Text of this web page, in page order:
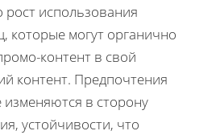
использования
которые могут органично
контент в свой
контент. Предпочтения
изменяются в сторону
устойчивости, что